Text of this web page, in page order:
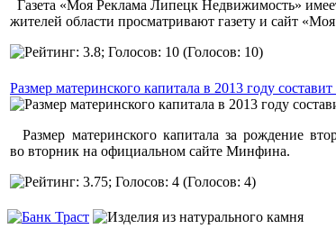
Газета «Моя Реклама Липецк Недвижимость»
жителей области просматривают газету и сайт
(Голосов: 10)
Размер материнского капитала в 2013 году
Размер материнского капитала за рождение
во вторник на официальном сайте Минфина.
(Голосов: 4)